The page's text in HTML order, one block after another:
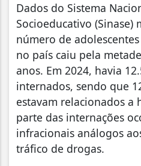
Dados do Sistema
Socioeducativo (Sinase)
número de
no país caiu pela
anos. Em 2024, havia
internados, sendo que
estavam relacionados a
parte das internações
infracionais análogos
tráfico de drogas.